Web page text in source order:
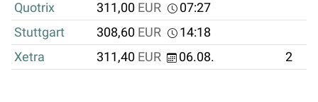
Quotrix
311,00 EUR
07:27
Stuttgart
308,60 EUR
14:18
Xetra
311,40 EUR 06.08. 2